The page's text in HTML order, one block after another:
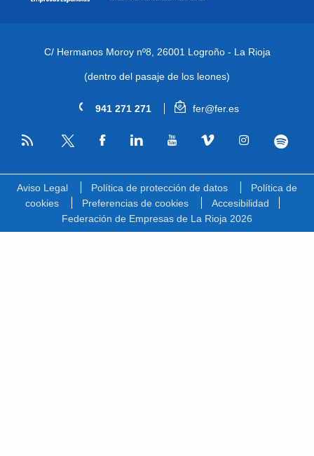
C/ Hermanos Moroy nº8, 26001 Logroño - La Rioja
(dentro del pasaje de los leones)
941 271 271 fer@fer.es
RSS
Aviso Legal Política de protección de datos
Política de
cookies
Preferencias de cookies
Accesibilidad
Federación de Empresas de La Rioja 2026